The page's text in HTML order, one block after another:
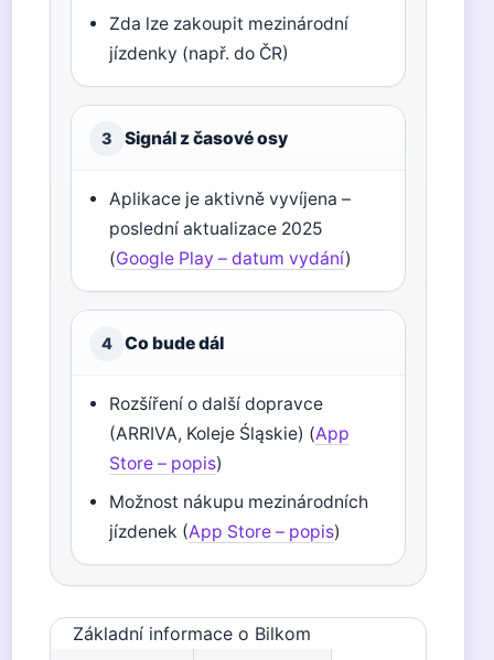
Zda lze zakoupit mezinárodní
jízdenky (např. do ČR)
3 Signál z časové osy
Aplikace je aktivně vyvíjena –
poslední aktualizace 2025
(Google Play – datum vydání)
4 Co bude dál
Rozšíření o další dopravce
(ARRIVA, Koleje Śląskie) (App
Store – popis)
Možnost nákupu mezinárodních
jízdenek (App Store – popis)
Základní informace o Bilkom